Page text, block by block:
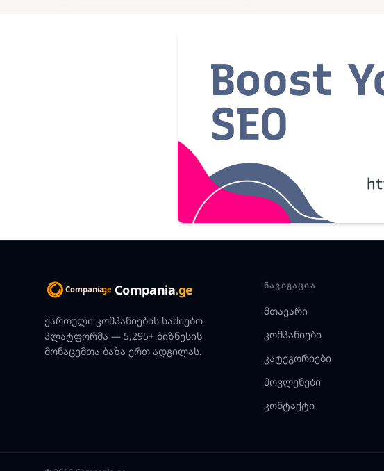
Compania.ge
ქართული კომპანიების საძიებო
პლატფორმა — 5,295+ ბიზნესის
მონაცემთა ბაზა ერთ ადგილას.
ᲜᲐᲕᲘᲒᲐᲪᲘᲐ
მთავარი
კომპანიები
კატეგორიები
მოვლენები
კონტაქტი